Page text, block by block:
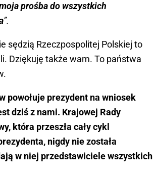
prośba do wszystkich
”.
sędzią Rzeczpospolitej Polskiej to
Dziękuję także wam. To państwa
powołuje prezydent na wniosek
dziś z nami. Krajowej Rady
która przeszła cały cykl
nigdy nie została
w niej przedstawiciele wszystkich